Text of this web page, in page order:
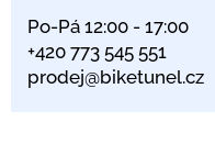
Po-Pá 12:00 - 17:00
+420 773 545 551
prodej@biketunel.cz